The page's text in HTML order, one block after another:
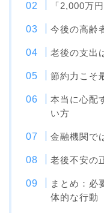
「2,000万
今後の高齢
老後の支出
節約力こそ
本当に心配
い方
金融機関で
老後不安の
まとめ：必
体的な行動